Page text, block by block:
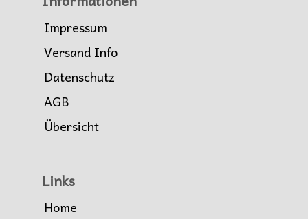
Impressum
Versand Info
Datenschutz
AGB
Übersicht
Links
Home